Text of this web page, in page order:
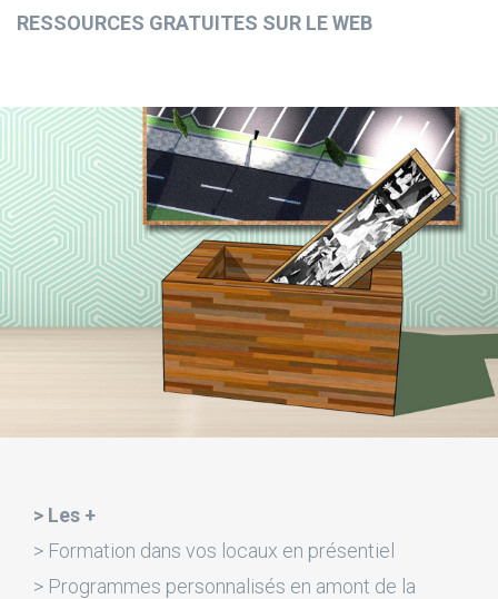
RESSOURCES GRATUITES SUR LE WEB
> Les +
> Formation dans vos locaux en présentiel
> Programmes personnalisés en amont de la